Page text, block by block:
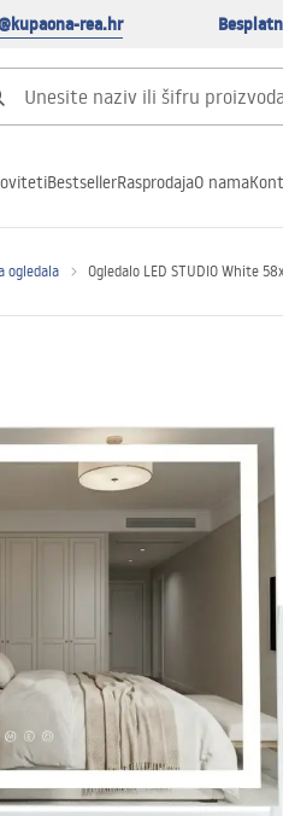
rea.hr
BestsellerRasprodajaO nama
ogledala Ogledalo LED STUDIO White